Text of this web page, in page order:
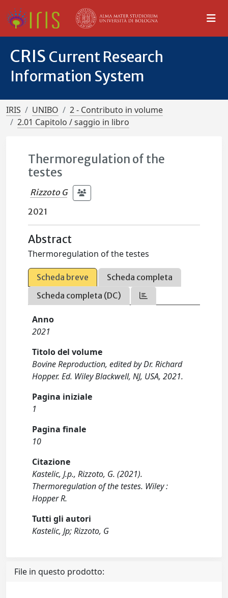
CRIS Current Research
Information System
IRIS UNIBO
2 - Contributo in volume
2.01 Capitolo / saggio in libro
Thermoregulation of the
testes
Rizzoto G
2021
Abstract
Thermoregulation of the testes
Scheda breve
Scheda completa
Scheda completa (DC)
Anno
2021
Titolo del volume
Bovine Reproduction, edited by Dr. Richard
Hopper. Ed. Wiley Blackwell, NJ, USA, 2021.
Pagina iniziale
1
Pagina finale
10
Citazione
Kastelic, J.p., Rizzoto, G. (2021).
Thermoregulation of the testes. Wiley :
Hopper R.
Tutti gli autori
Kastelic, Jp; Rizzoto, G
File in questo prodotto: